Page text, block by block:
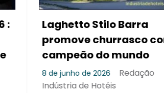
Laghetto Stilo Barra
promove churrasco com
campeão do mundo
8 de junho de 2026
Redação
Indústria de Hotéis